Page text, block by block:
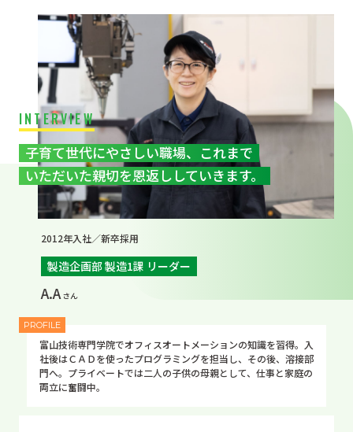
INTERVIEW
子育て世代にやさしい職場、これまで
いただいた親切を恩返ししていきます。
2012年入社／新卒採用
製造企画部 製造1課 リーダー
A.A
富山技術専門学院でオフィスオートメーションの知識を習得。入
社後はＣＡＤを使ったプログラミングを担当し、その後、溶接部
門へ。プライベートでは二人の子供の母親として、仕事と家庭の
両立に奮闘中。